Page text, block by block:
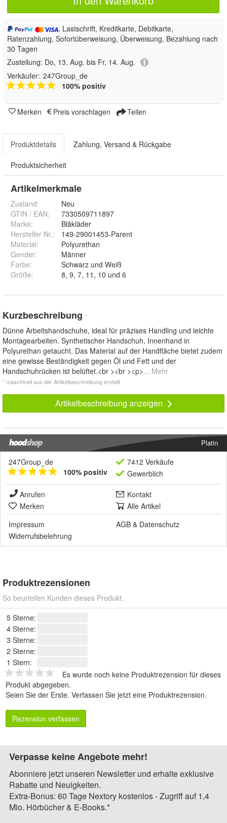
, Lastschrift, Kreditkarte, Debitkarte,
Ratenzahlung, Sofortüberweisung, Überweisung, Bezahlung nach
30 Tagen
Zustellung: Do, 13. Aug. bis Fr, 14. Aug.
Verkäufer: 247Group_de
100% positiv
Merken Preis vorschlagen Teilen
Produktdetails Zahlung, Versand & Rückgabe
Produktsicherheit
Artikelmerkmale
Zustand:
Neu
GTIN / EAN:
7330509711897
Marke:
Blåkläder
Hersteller Nr.:
149-29001453-Parent
Material:
Polyurethan
Gender:
Männer
Farbe:
Schwarz und Weiß
Größe: 8, 9, 7, 11, 10 und 6
Kurzbeschreibung *
Dünne Arbeitshandschuhe, ideal für präzises Handling und leichte
Montagearbeiten. Synthetischer Handschuh, Innenhand in
Polyurethan getaucht. Das Material auf der Handfläche bietet zudem
eine gewisse Beständigkeit gegen Öl und Fett und der
Handschuhrücken ist belüftet.<br ><br ><p>... Mehr
* maschinell aus der Artikelbeschreibung erstellt
Artikelbeschreibung anzeigen
Platin
247Group_de
100% positiv
7412 Verkäufe
Gewerblich
Anrufen
Kontakt
Merken
Alle Artikel
Impressum
AGB & Datenschutz
Widerrufsbelehrung
Produktrezensionen
So beurteilen Kunden dieses Produkt.
5 Sterne:
4 Sterne:
3 Sterne:
2 Sterne:
1 Stern:
Es wurde noch keine Produktrezension für dieses
Produkt abgegeben.
Seien Sie der Erste. Verfassen Sie jetzt eine Produktrezension.
Rezension verfassen
Verpasse keine Angebote mehr!
Abonniere jetzt unseren Newsletter und erhalte exklusive
Rabatte und Neuigkeiten.
Extra-Bonus: 60 Tage Nextory kostenlos - Zugriff auf 1,4
Mio. Hörbücher & E-Books.*